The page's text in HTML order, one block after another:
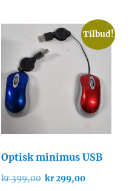
Tilbud!
Optisk minimus USB
kr399,00 Opprinnelig
kr299,00